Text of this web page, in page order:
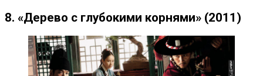
8. «Дерево с глубокими корнями» (2011)